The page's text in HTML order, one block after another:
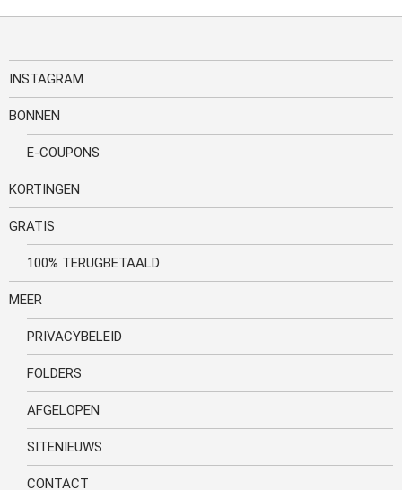
INSTAGRAM
BONNEN
E-COUPONS
KORTINGEN
GRATIS
100% TERUGBETAALD
MEER
PRIVACYBELEID
FOLDERS
AFGELOPEN
SITENIEUWS
CONTACT